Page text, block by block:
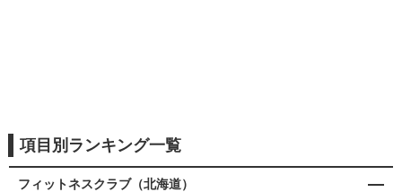
項目別ランキング一覧
フィットネスクラブ（北海道）